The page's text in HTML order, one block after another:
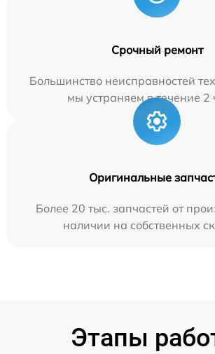
Срочный ремонт
Большинство неисправностей
мы устраняем в течение 2
Оригинальные
Более 20 тыс. запчастей от
наличии на собственных
Этапы